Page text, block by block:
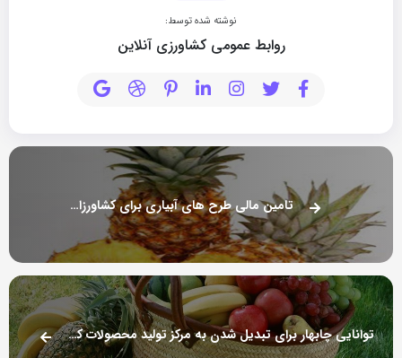
نوشته شده توسط:
روابط عمومی کشاورزی آنلاین
تامین مالی طرح های آبیاری برای کشاورزان آناناس کار
توانایی چابهار برای تبدیل شدن به مرکز تولید محصولات کشاورزی شبه قاره هند